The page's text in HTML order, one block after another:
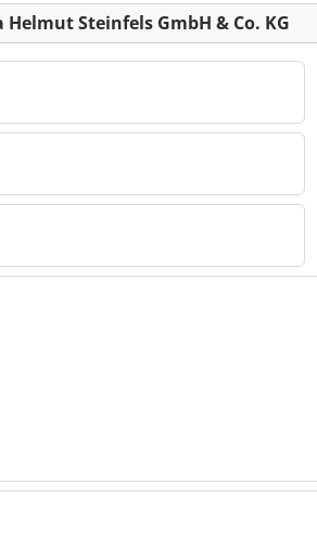
Helmut
Steinfels GmbH & Co. KG